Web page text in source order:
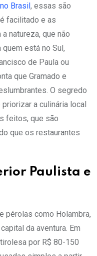
Brasil, essas são
facilitado e as
natureza, que não
quem está no Sul,
de Paula ou
que Gramado e
O segredo
a culinária local
feitos, que são
que os restaurantes
Paulista e
pérolas como Holambra,
da aventura. Em
por R$ 80-150